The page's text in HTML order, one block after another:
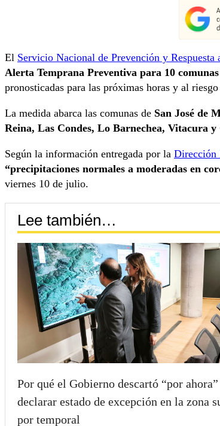
El Servicio Nacional de Prevención y Respuesta
Alerta Temprana Preventiva para 10
pronosticadas para las próximas horas y al
La medida abarca las comunas de San José de
Reina, Las Condes, Lo Barnechea, Vitacura y
Según la información entregada por la Dirección
“precipitaciones normales a moderadas en
viernes 10 de julio.
Lee también…
Por qué el Gobierno descartó “por ahora”
declarar estado de excepción en la zona
por temporal